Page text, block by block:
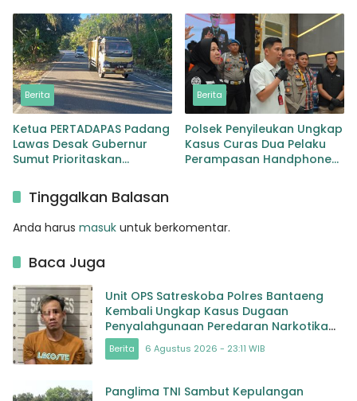
Lingga Bayu
Berita
Ketua PERTADAPAS Padang
Lawas Desak Gubernur
Sumut Prioritaskan
Sibuhuan–Gunungtua
Berita
Polsek Penyileukan Ungkap
Kasus Curas Dua Pelaku
Perampasan Handphone
Tinggalkan Balasan
Anda harus masuk untuk berkomentar.
Baca Juga
Unit OPS Satreskoba Polres Bantaeng
Kembali Ungkap Kasus Dugaan
Penyalahgunaan Peredaran Narkotika
Jenis Sabu
Berita 6 Agustus 2026 - 23:11 WIB
Panglima TNI Sambut Kepulangan